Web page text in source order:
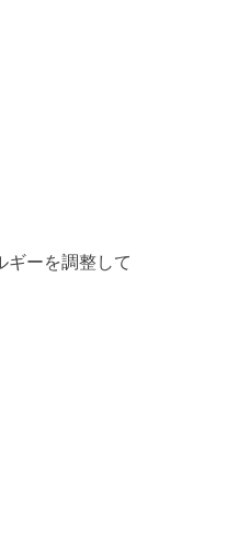
ギーを調整して